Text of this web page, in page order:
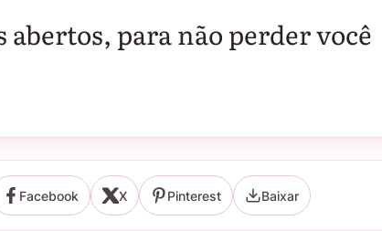
abertos, para não perder você
Facebook X Pinterest Baixar